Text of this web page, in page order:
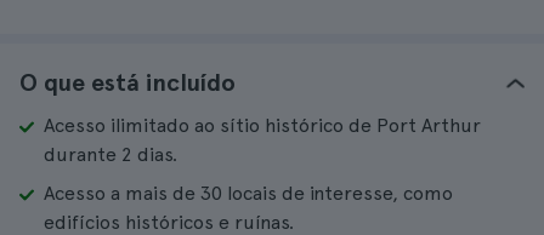
O que está incluído
Acesso ilimitado ao sítio histórico de Port Arthur
durante 2 dias.
Acesso a mais de 30 locais de interesse, como
edifícios históricos e ruínas.